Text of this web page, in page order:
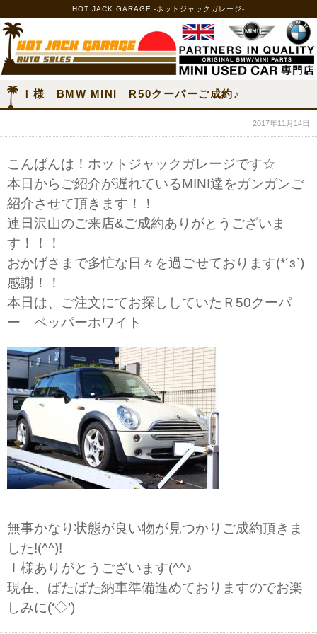
HOT JACK GARAGE -ホットジャックガレージ-
Ｉ様 BMW MINI R50クーパーご成約♪
2017年11月14日
こんばんは！ホットジャックガレージです☆
本日からご紹介が遅れているMINI達をガンガンご
紹介させて頂きます！！
連日沢山のご来店&ご成約ありがとうございま
す！！！
おかげさまで多忙な日々を過ごせております(*´з`)
感謝！！
本日は、ご注文にてお探ししていたＲ50クーパ
ー ペッパーホワイト
無事かなり状態が良い物が見つかりご成約頂きま
した!(^^)!
Ｉ様ありがとうございます(^^♪
現在、ばたばた納車準備進めておりますのでお楽
しみに(‘◇’)ゞ